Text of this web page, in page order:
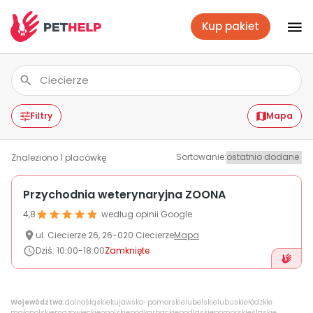
Pakiety weterynaryjne
Ubezpieczenie psa i kota
Benefit dla firm
Placówki
Zaloguj się
Kup pakiet
Filtry Mapa
Znaleziono1 placówkę Sortowanie:
Przychodnia weterynaryjna ZOONA
4,8
według opinii Google
ul. Ciecierze 26, 26-020 CiecierzeMapa
Dziś: 10:00-18:00Zamknięte
Województwa:dolnośląskiekujawsko-pomorskielubelskielubuskiełódzkie